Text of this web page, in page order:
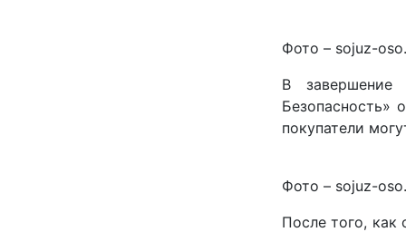
Фото – sojuz-
В завершение
Безопасность»
покупатели
Фото – sojuz-
После того, как